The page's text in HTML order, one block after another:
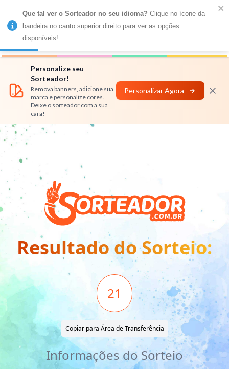
MENU
Números
Personalize seu
Sorteador!
Remova banners, adicione sua
marca e personalize cores.
Deixe o sorteador com a sua
cara!
Personalizar Agora
Resultado do Sorteio:
21
Copiar para Área de Transferência
Informações do Sorteio
Que tal ver o Sorteador no seu idioma? Clique no ícone da
bandeira no canto superior direito para ver as opções
disponíveis!